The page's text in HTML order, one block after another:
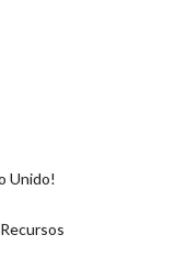
Unido!